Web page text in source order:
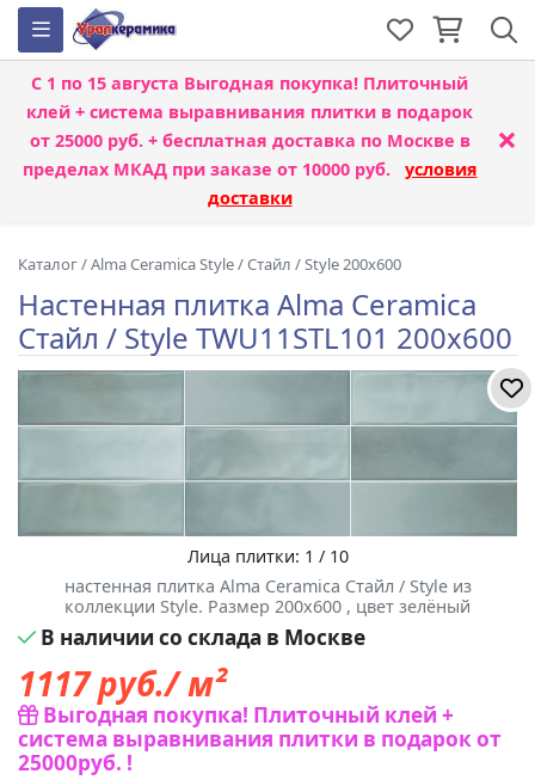
С 1 по 15 августа Выгодная покупка! Плиточный
клей + система выравнивания плитки в подарок
от 25000 руб. + бесплатная доставка по Москве в
пределах МКАД при заказе от 10000 руб. условия
доставки
×
Каталог/Alma Ceramica Style/Стайл / Style 200x600
Настенная плитка Alma Ceramica
Стайл / Style TWU11STL101 200x600
Лица плитки: 1 / 10
настенная плитка Alma Ceramica Стайл / Style из
коллекции Style. Размер 200x600 , цвет зелёный
В наличии со склада в Москве
1117руб./ м²
Выгодная покупка! Плиточный клей +
система выравнивания плитки в подарок от
25000руб. !